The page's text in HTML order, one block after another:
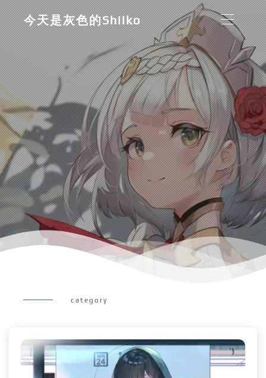
今天是灰色的Shiiko
category